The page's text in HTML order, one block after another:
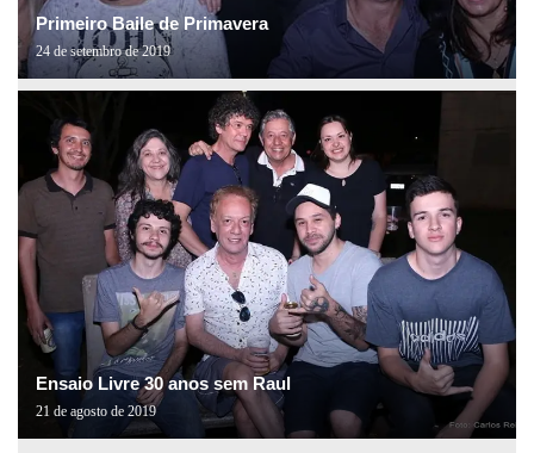
Primeiro Baile de Primavera
24 de setembro de 2019
Ensaio Livre 30 anos sem Raul
21 de agosto de 2019